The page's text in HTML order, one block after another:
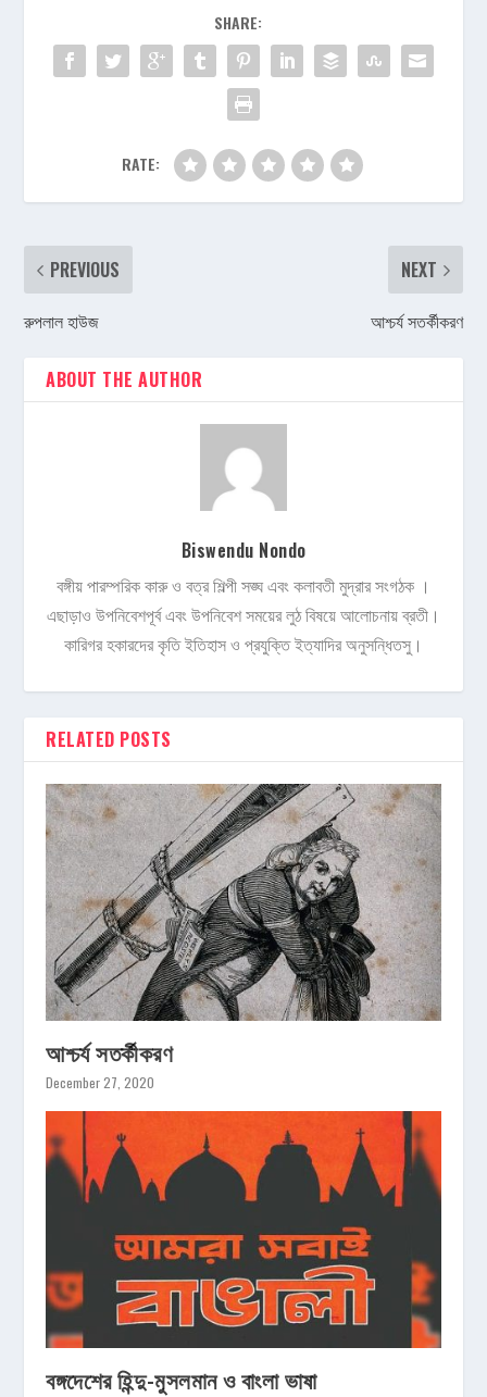
SHARE:
RATE:
PREVIOUS
রুপলাল হাউজ
NEXT
আশ্চর্য সতর্কীকরণ
ABOUT THE AUTHOR
Biswendu Nondo
বঙ্গীয় পারম্পরিক কারু ও বত্র শিল্পী সঙ্ঘ এবং কলাবতী মুদ্রার সংগঠক ।
এছাড়াও উপনিবেশপূর্ব এবং উপনিবেশ সময়ের লুঠ বিষয়ে আলোচনায় ব্রতী।
কারিগর হকারদের কৃতি ইতিহাস ও প্রযুক্তি ইত্যাদির অনুসন্ধিতসু।
RELATED POSTS
আশ্চর্য সতর্কীকরণ
December 27, 2020
বঙ্গদেশের হিন্দু-মুসলমান ও বাংলা ভাষা